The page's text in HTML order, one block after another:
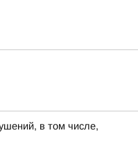
в том числе,